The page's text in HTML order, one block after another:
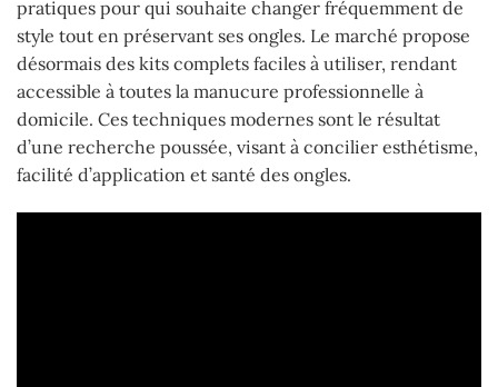
pratiques pour qui souhaite changer fréquemment de
style tout en préservant ses ongles. Le marché propose
désormais des kits complets faciles à utiliser, rendant
accessible à toutes la manucure professionnelle à
domicile. Ces techniques modernes sont le résultat
d’une recherche poussée, visant à concilier esthétisme,
facilité d’application et santé des ongles.